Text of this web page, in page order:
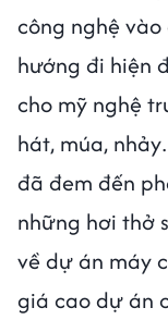
công nghệ
hướng đi hiện
cho mỹ nghệ
hát, múa,
đã đem đến
những hơi thở
về dự án máy
giá cao dự án